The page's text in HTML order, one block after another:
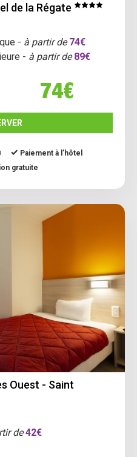
de la Régate
- à partir de 74€
- à partir de 89€
74€
Paiement à l’hôtel
gratuite
Ouest - Saint
de 42€